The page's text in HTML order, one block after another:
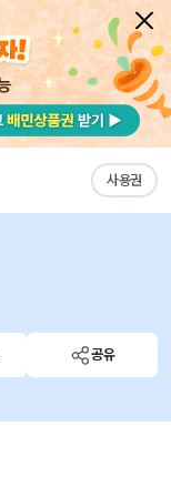
사용권
신규직원 채용
공유